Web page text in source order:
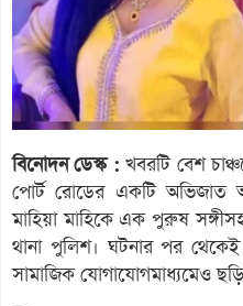
বিনোদন ডেস্ক : খবরটি বেশ
পোর্ট রোডের একটি অভিজাত
মাহিয়া মাহিকে এক পুরুষ
থানা পুলিশ। ঘটনার পর
সামাজিক যোগাযোগমাধ্যমেও